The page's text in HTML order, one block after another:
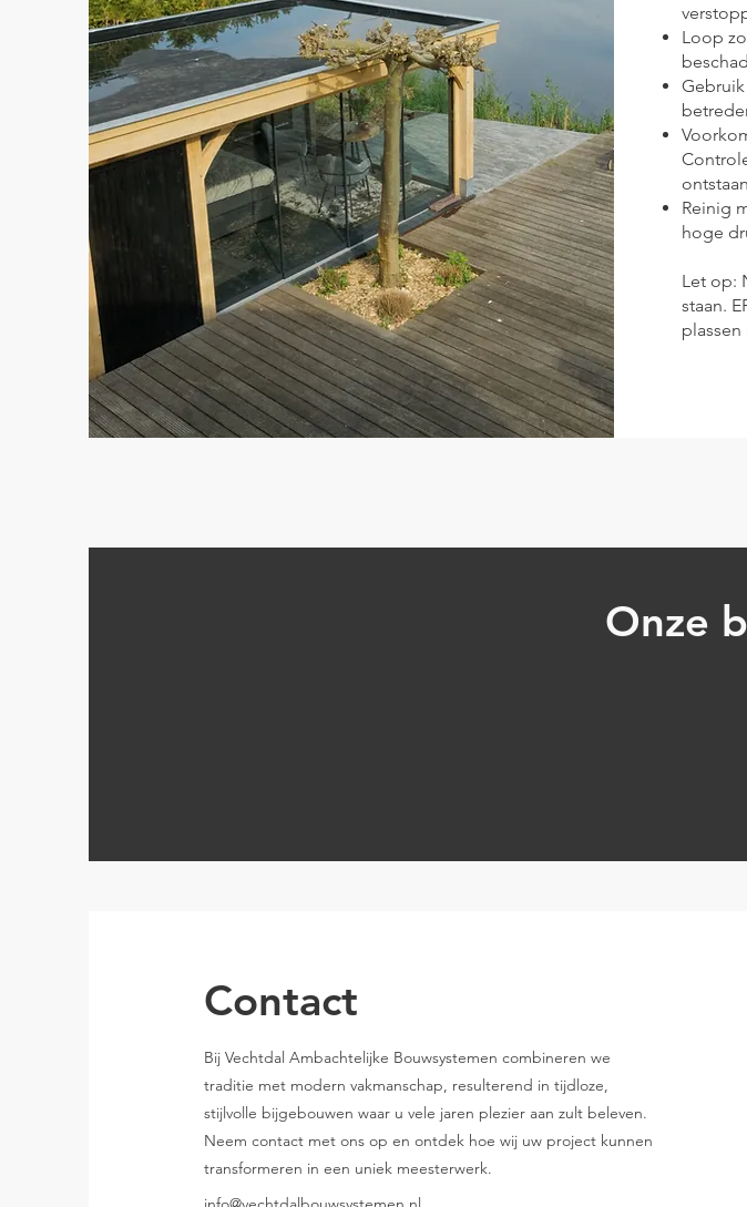
Loop
Reinig
hoge
Let op:
staan.
Onze
Contact
Bij Vechtdal Ambachtelijke Bouwsystemen combineren we
traditie met modern vakmanschap, resulterend in tijdloze,
stijlvolle bijgebouwen waar u vele jaren plezier aan zult beleven.
Neem contact met ons op en ontdek hoe wij uw project kunnen
transformeren in een uniek meesterwerk.